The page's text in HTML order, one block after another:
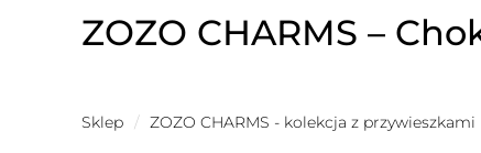
ZOZO CHARMS –
Sklep / ZOZO CHARMS - kolekcja z przywieszkami